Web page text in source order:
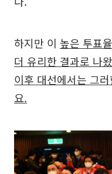
하지만 이 높은 투표
더 유리한 결과로 나
이후 대선에서는 그
요.